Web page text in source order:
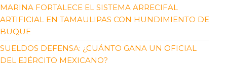
MARINA FORTALECE EL SISTEMA ARRECIFAL
ARTIFICIAL EN TAMAULIPAS CON HUNDIMIENTO DE
BUQUE
SUELDOS DEFENSA: ¿CUÁNTO GANA UN OFICIAL
DEL EJÉRCITO MEXICANO?